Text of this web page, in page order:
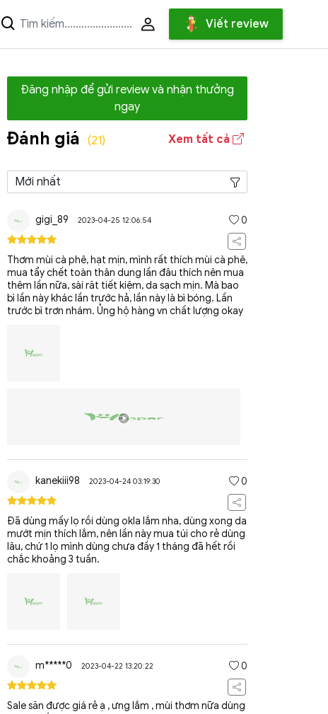
Viết review
Đăng nhập để gửi review và nhận thưởng
ngay
Đánh giá (21) Xem tất cả
gigi_89 2023-04-25 12:06:54 0
Thơm mùi cà phê, hạt mịn, mình rất thích mùi cà phê,
mua tẩy chết toàn thân dung lần đâu thích nên mua
thêm lần nữa, sài răt tiết kiệm, da sạch mịn. Mà bao
bì lần này khác lần trước hả, lần này là bì bóng. Lần
trước bì trơn nhám. Ủng hộ hàng vn chất lượng okay
kanekiii98 2023-04-24 03:19:30 0
Đã dùng mấy lọ rồi dùng okla lắm nha, dùng xong da
mướt mịn thích lắm, nên lần này mua túi cho rẻ dùng
lâu, chứ 1 lọ mình dùng chưa đầy 1 tháng đã hết rồi
chắc khoảng 3 tuần.
m*****0 2023-04-22 13:20:22 0
Sale săn được giá rẻ ạ , ưng lắm , mùi thơm nữa dùng